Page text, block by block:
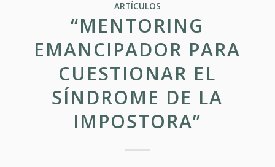
ARTÍCULOS
“MENTORING
EMANCIPADOR PARA
CUESTIONAR EL
SÍNDROME DE LA
IMPOSTORA”